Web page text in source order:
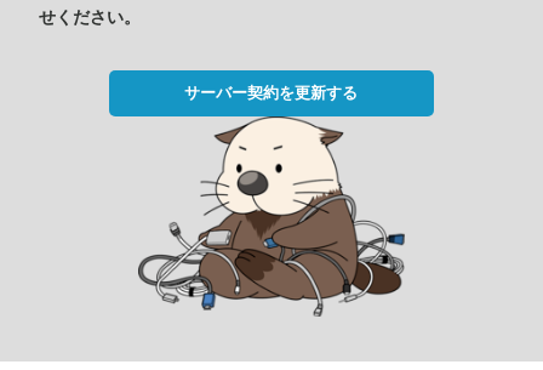
せください。
サーバー契約を更新する